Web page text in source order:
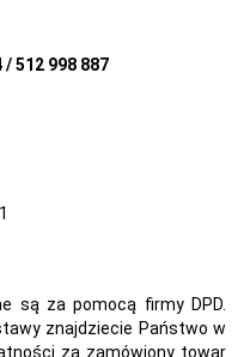
/ 512 998 887
są za pomocą firmy DPD.
znajdziecie Państwo w
za zamówiony towar